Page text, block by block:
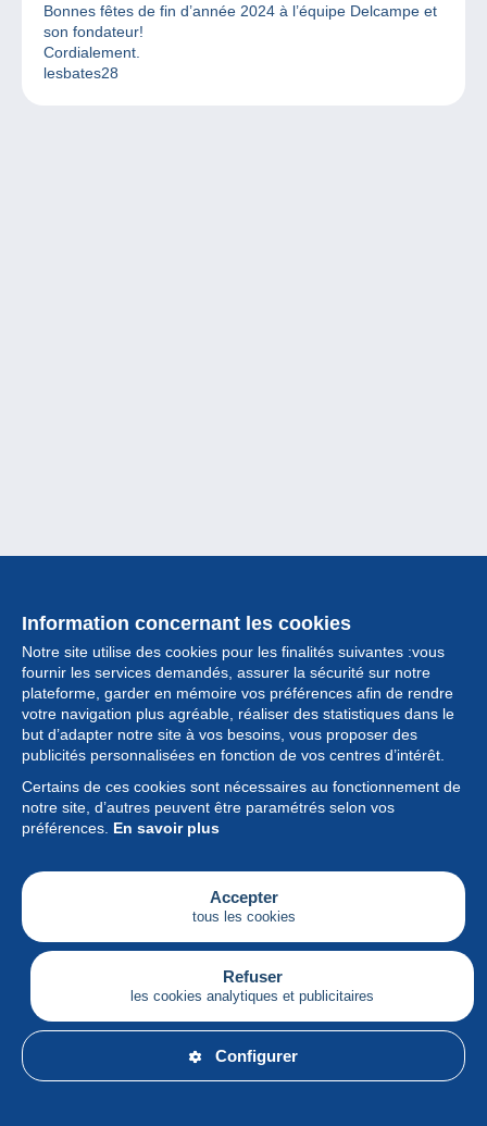
Bonnes fêtes de fin d’année 2024 à l’équipe Delcampe et
son fondateur!
Cordialement.
lesbates28
Information concernant les cookies
Notre site utilise des cookies pour les finalités suivantes :vous
fournir les services demandés, assurer la sécurité sur notre
plateforme, garder en mémoire vos préférences afin de rendre
votre navigation plus agréable, réaliser des statistiques dans le
but d’adapter notre site à vos besoins, vous proposer des
publicités personnalisées en fonction de vos centres d’intérêt.
Certains de ces cookies sont nécessaires au fonctionnement de
notre site, d’autres peuvent être paramétrés selon vos
préférences. En savoir plus
Accepter
tous les cookies
Refuser
les cookies analytiques et publicitaires
Configurer
Collection
Actualités
Fonctionnalités
Société
Services
Articles
Français